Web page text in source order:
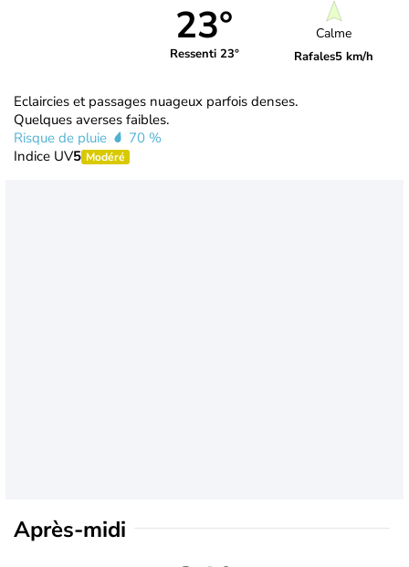
23°
Ressenti 23°
Calme
Rafales5 km/h
Eclaircies et passages nuageux parfois denses.
Quelques averses faibles.
Risque de pluie
70 %
Indice UV5 Modéré
Après-midi